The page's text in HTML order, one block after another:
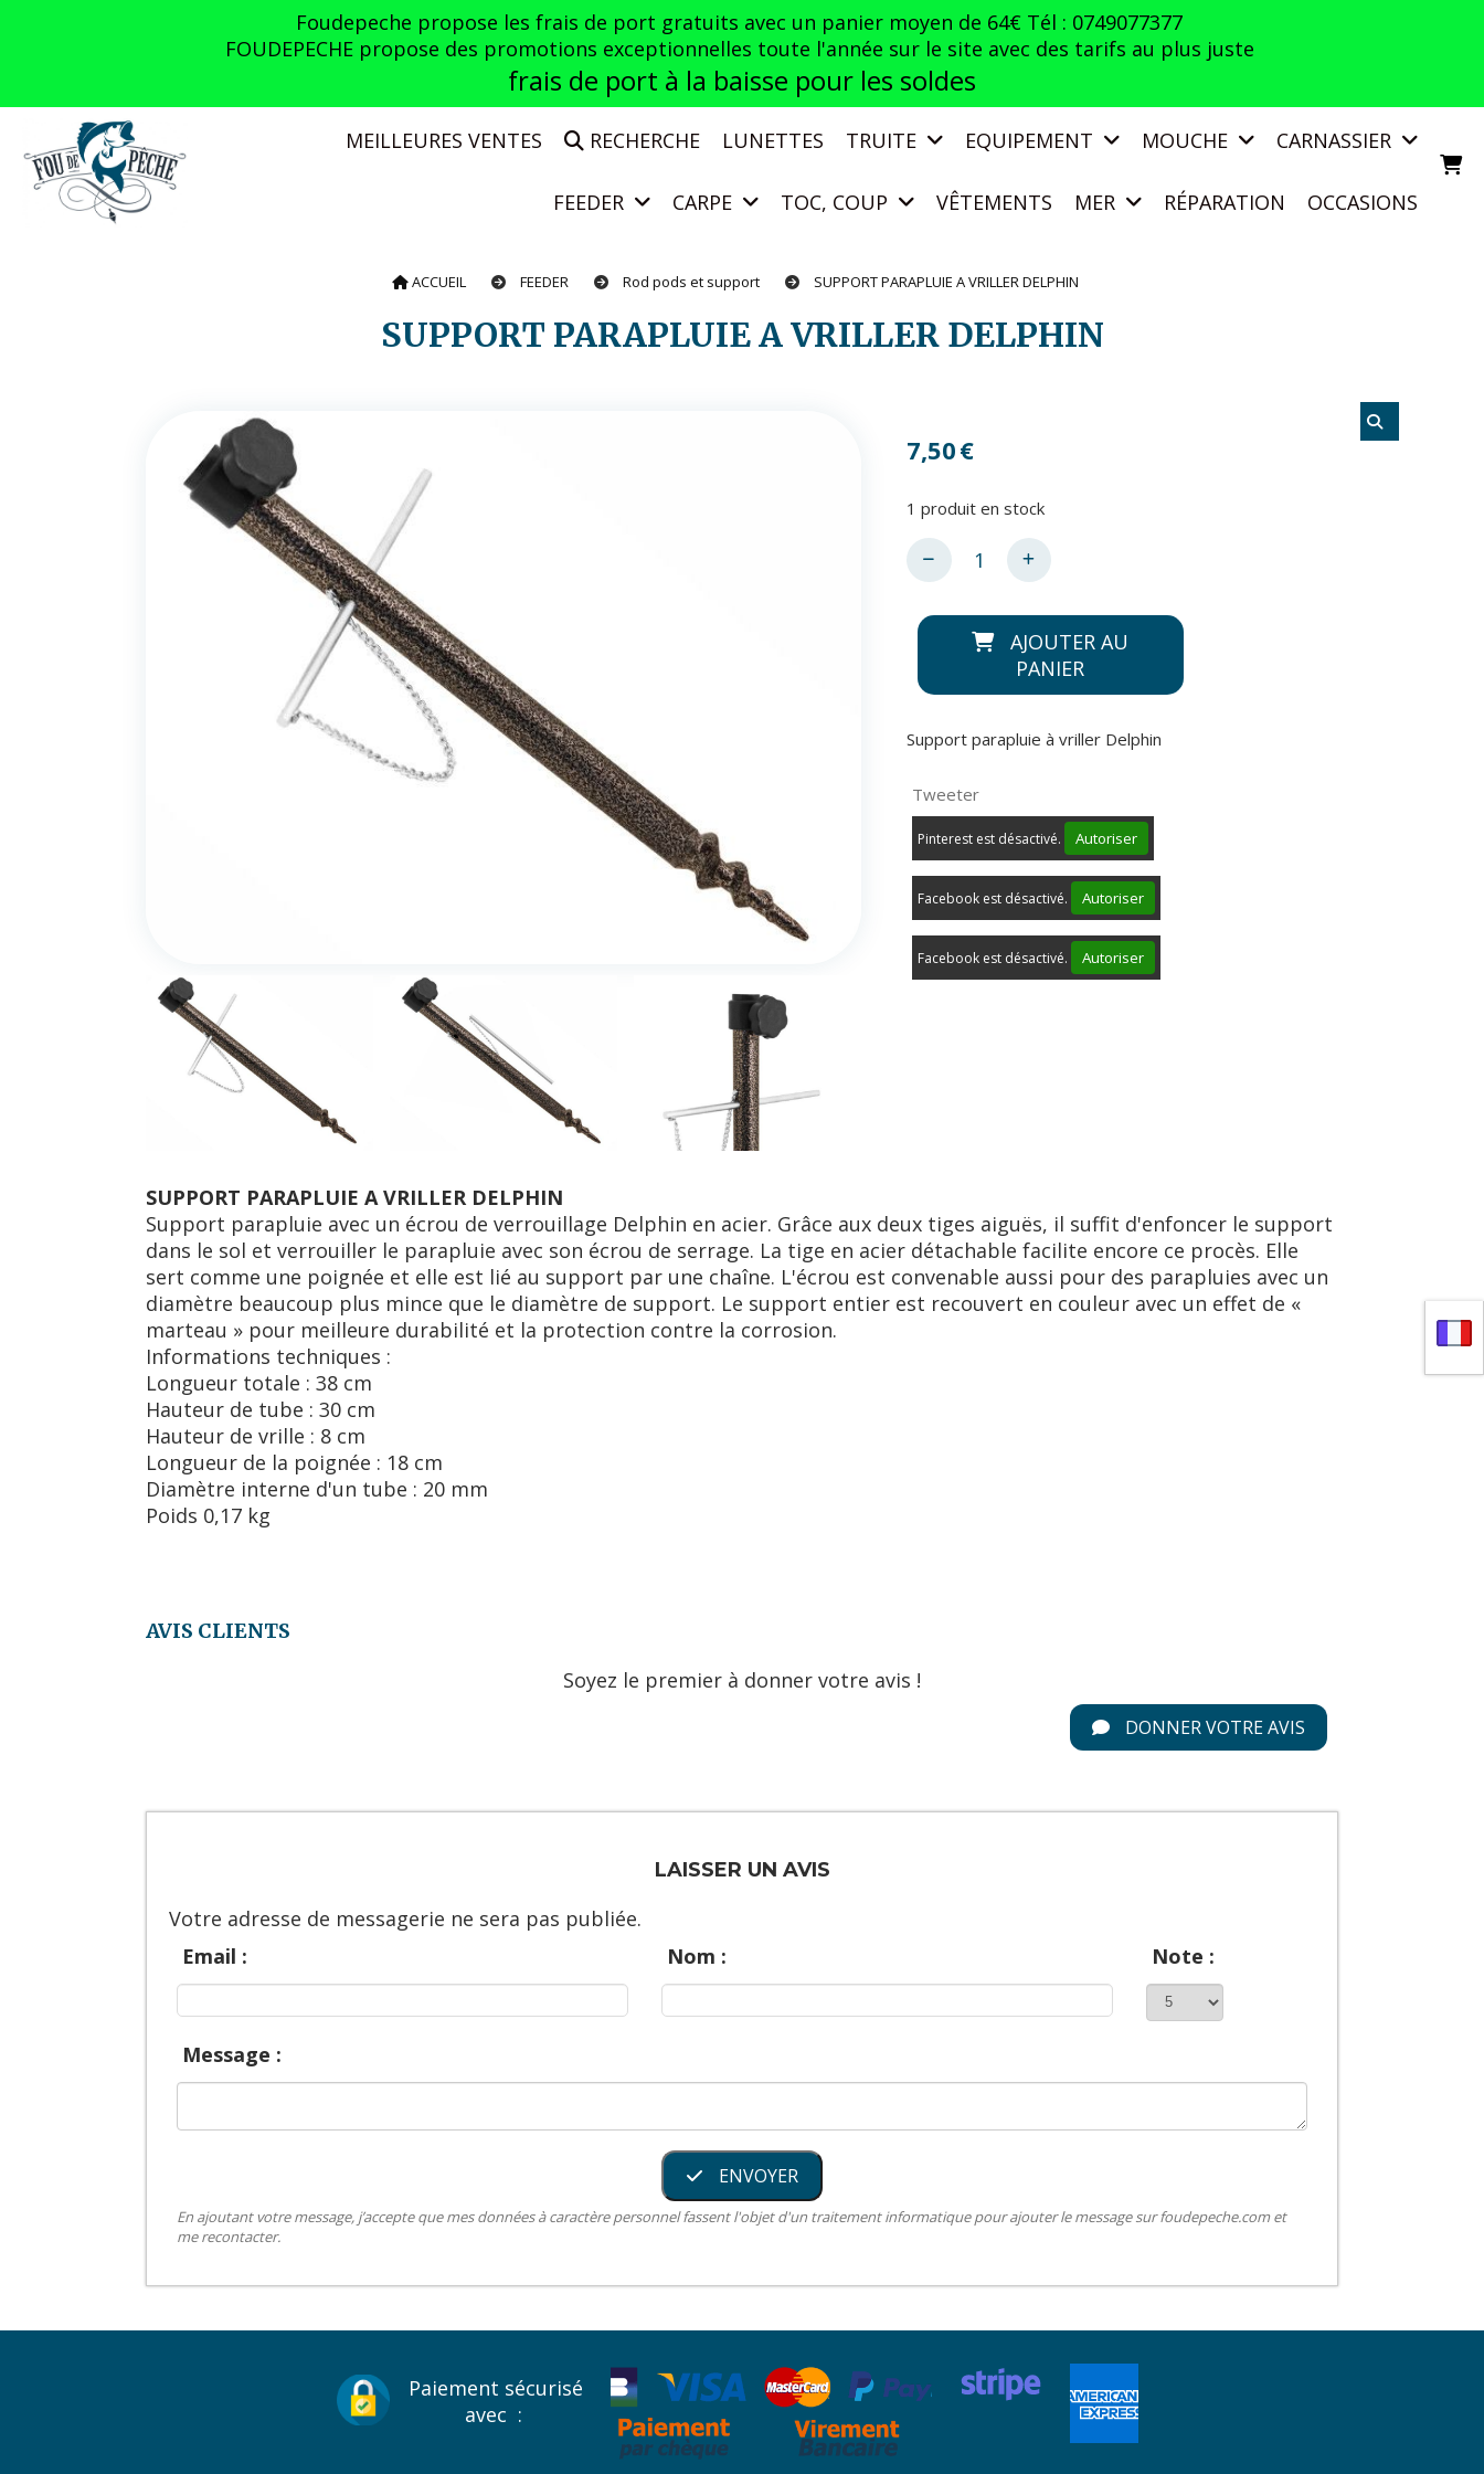
Foudepeche propose les frais de port gratuits avec un panier moyen de 64€ Tél : 0749077377
FOUDEPECHE propose des promotions exceptionnelles toute l'année sur le site avec des tarifs au plus juste
frais de port à la baisse pour les soldes
MEILLEURES VENTES RECHERCHE LUNETTES TRUITE EQUIPEMENT MOUCHE CARNASSIER
FEEDER CARPE TOC, COUP VÊTEMENTS MER RÉPARATION OCCASIONS
ACCUEIL FEEDER Rod pods et support SUPPORT PARAPLUIE A VRILLER DELPHIN
SUPPORT PARAPLUIE A VRILLER DELPHIN
7,50€
1 produit en stock
AJOUTER AU
PANIER
Support parapluie à vriller Delphin
Tweeter
Pinterest est désactivé. Autoriser
Facebook est désactivé. Autoriser
Facebook est désactivé. Autoriser
SUPPORT PARAPLUIE A VRILLER DELPHIN
Support parapluie avec un écrou de verrouillage Delphin en acier. Grâce aux deux tiges aiguёs, il suffit d'enfoncer le support
dans le sol et verrouiller le parapluie avec son écrou de serrage. La tige en acier détachable facilite encore ce procès. Elle
sert comme une poignée et elle est lié au support par une chaîne. L'écrou est convenable aussi pour des parapluies avec un
diamѐtre beaucoup plus mince que le diamѐtre de support. Le support entier est recouvert en couleur avec un effet de «
marteau » pour meilleure durabilité et la protection contre la corrosion.
Informations techniques :
Longueur totale : 38 cm
Hauteur de tube : 30 cm
Hauteur de vrille : 8 cm
Longueur de la poignée : 18 cm
Diamètre interne d'un tube : 20 mm
Poids 0,17 kg
AVIS CLIENTS
Soyez le premier à donner votre avis !
DONNER VOTRE AVIS
LAISSER UN AVIS
Votre adresse de messagerie ne sera pas publiée.
Email :
Nom : Note :
Message :
ENVOYER
En ajoutant votre message, j’accepte que mes données à caractère personnel fassent l'objet d'un traitement informatique pour ajouter le message sur foudepeche.com et
me recontacter.
Paiement sécurisé
avec :